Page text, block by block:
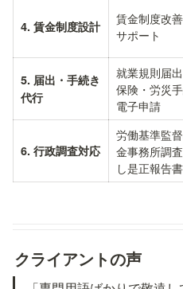
4. 賃金制度設計
賃金制度改
サポート
5. 届出・手続き
代行
就業規則届
保険・労災
電子申請
6. 行政調査対応
労働基準監
金事務所調
し是正報告
クライアントの声